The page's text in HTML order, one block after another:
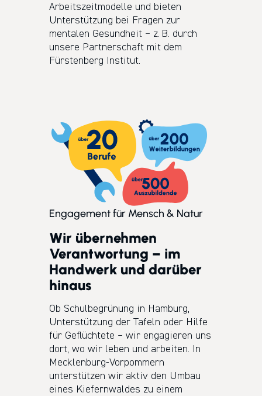
Arbeitszeitmodelle und bieten
Unterstützung bei Fragen zur
mentalen Gesundheit – z. B. durch
unsere Partnerschaft mit dem
Fürstenberg Institut.
Engagement für Mensch & Natur
Wir übernehmen
Verantwortung – im
Handwerk und darüber
hinaus
Ob Schulbegrünung in Hamburg,
Unterstützung der Tafeln oder Hilfe
für Geflüchtete – wir engagieren uns
dort, wo wir leben und arbeiten. In
Mecklenburg-Vorpommern
unterstützen wir aktiv den Umbau
eines Kiefernwaldes zu einem